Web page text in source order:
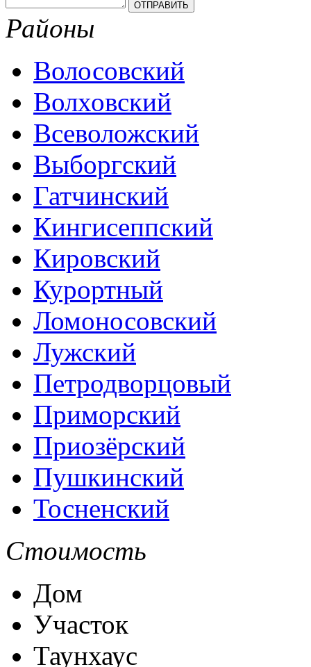
Районы
Волосовский
Волховский
Всеволожский
Выборгский
Гатчинский
Кингисеппский
Кировский
Курортный
Ломоносовский
Лужский
Петродворцовый
Приморский
Приозёрский
Пушкинский
Тосненский
Стоимость
Дом
Участок
Таунхаус